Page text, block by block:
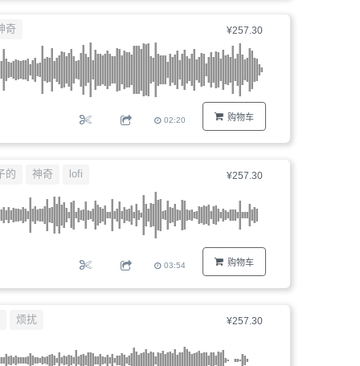
¥257.30
购物车
奇
02:20
¥257.30
购物车
的 神奇 lofi
03:54
¥257.30
烦扰